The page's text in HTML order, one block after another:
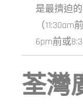
是最擠迫
（
6pm前或
荃灣